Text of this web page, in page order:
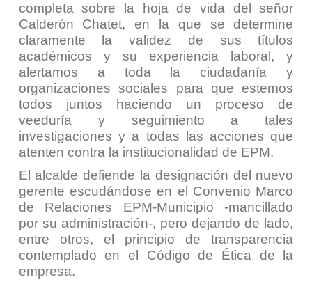
completa sobre la hoja de vida del señor
Calderón Chatet, en la que se determine
claramente la validez de sus títulos
académicos y su experiencia laboral, y
alertamos a toda la ciudadanía y
organizaciones sociales para que estemos
todos juntos haciendo un proceso de
veeduría y seguimiento a tales
investigaciones y a todas las acciones que
atenten contra la institucionalidad de EPM.
El alcalde defiende la designación del nuevo
gerente escudándose en el Convenio Marco
de Relaciones EPM-Municipio -mancillado
por su administración-, pero dejando de lado,
entre otros, el principio de transparencia
contemplado en el Código de Ética de la
empresa.